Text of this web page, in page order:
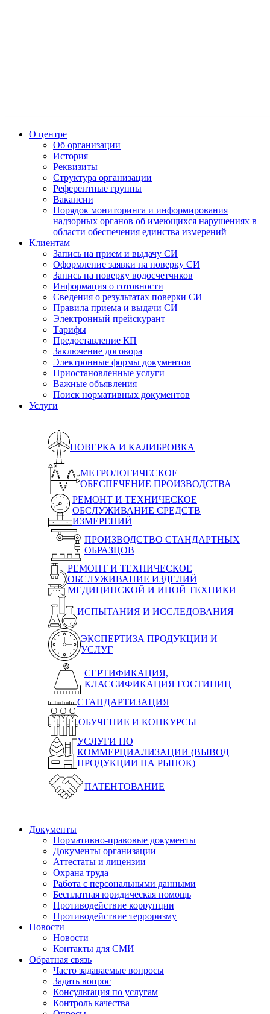
О центре
Об организации
История
Реквизиты
Структура организации
Референтные группы
Вакансии
Порядок мониторинга и информирования
надзорных органов об имеющихся нарушениях в
области обеспечения единства измерений
Клиентам
Запись на прием и выдачу СИ
Оформление заявки на поверку СИ
Запись на поверку водосчетчиков
Информация о готовности
Сведения о результатах поверки СИ
Правила приема и выдачи СИ
Электронный прейскурант
Тарифы
Предоставление КП
Заключение договора
Электронные формы документов
Приостановленные услуги
Важные объявления
Поиск нормативных документов
Услуги
ПОВЕРКА И КАЛИБРОВКА
МЕТРОЛОГИЧЕСКОЕ
ОБЕСПЕЧЕНИЕ ПРОИЗВОДСТВА
РЕМОНТ И ТЕХНИЧЕСКОЕ
ОБСЛУЖИВАНИЕ СРЕДСТВ
ИЗМЕРЕНИЙ
ПРОИЗВОДСТВО СТАНДАРТНЫХ
ОБРАЗЦОВ
РЕМОНТ И ТЕХНИЧЕСКОЕ
ОБСЛУЖИВАНИЕ ИЗДЕЛИЙ
МЕДИЦИНСКОЙ И ИНОЙ ТЕХНИКИ
ИСПЫТАНИЯ И ИССЛЕДОВАНИЯ
ЭКСПЕРТИЗА ПРОДУКЦИИ И
УСЛУГ
СЕРТИФИКАЦИЯ,
КЛАССИФИКАЦИЯ ГОСТИНИЦ
СТАНДАРТИЗАЦИЯ
ОБУЧЕНИЕ И КОНКУРСЫ
УСЛУГИ ПО
КОММЕРЦИАЛИЗАЦИИ (ВЫВОД
ПРОДУКЦИИ НА РЫНОК)
ПАТЕНТОВАНИЕ
Документы
Нормативно-правовые документы
Документы организации
Аттестаты и лицензии
Охрана труда
Работа с персональными данными
Бесплатная юридическая помощь
Противодействие коррупции
Противодействие терроризму
Новости
Новости
Контакты для СМИ
Обратная связь
Часто задаваемые вопросы
Задать вопрос
Консультация по услугам
Контроль качества